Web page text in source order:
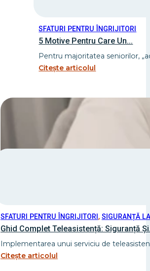
SFATURI PENTRU ÎNGRIJITORI
5 Motive Pentru Care Un...
Pentru majoritatea seniorilor,
Citește articolul
SFATURI PENTRU ÎNGRIJITORI , SIGURANȚĂ
Ghid Complet Teleasistență: Siguranță
Implementarea unui serviciu de
Citește articolul